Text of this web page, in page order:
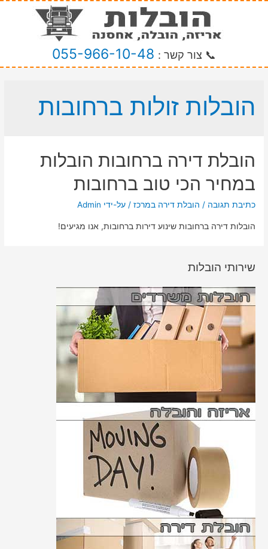
📞 צור קשר : 055-966-10-48
הובלות זולות ברחובות
הובלת דירה ברחובות הובלות
במחיר הכי טוב ברחובות
כתיבת תגובה / הובלת דירה במרכז / על-ידי Admin
הובלות דירה ברחובות שינוע דירות ברחובות, אנו מגיעים!
שירותי הובלות